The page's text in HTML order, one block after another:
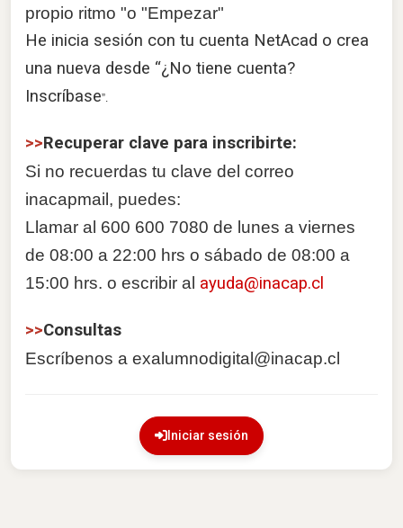
propio ritmo "o "Empezar"
He inicia sesión con tu cuenta NetAcad o crea
una nueva desde “¿No tiene cuenta?
Inscríbase”.
>>Recuperar clave para inscribirte:
Si no recuerdas tu clave del correo
inacapmail, puedes:
Llamar al 600 600 7080 de lunes a viernes
de 08:00 a 22:00 hrs o sábado de 08:00 a
15:00 hrs. o escribir al ayuda@inacap.cl
>>Consultas
Escríbenos a exalumnodigital@inacap.cl
Iniciar sesión